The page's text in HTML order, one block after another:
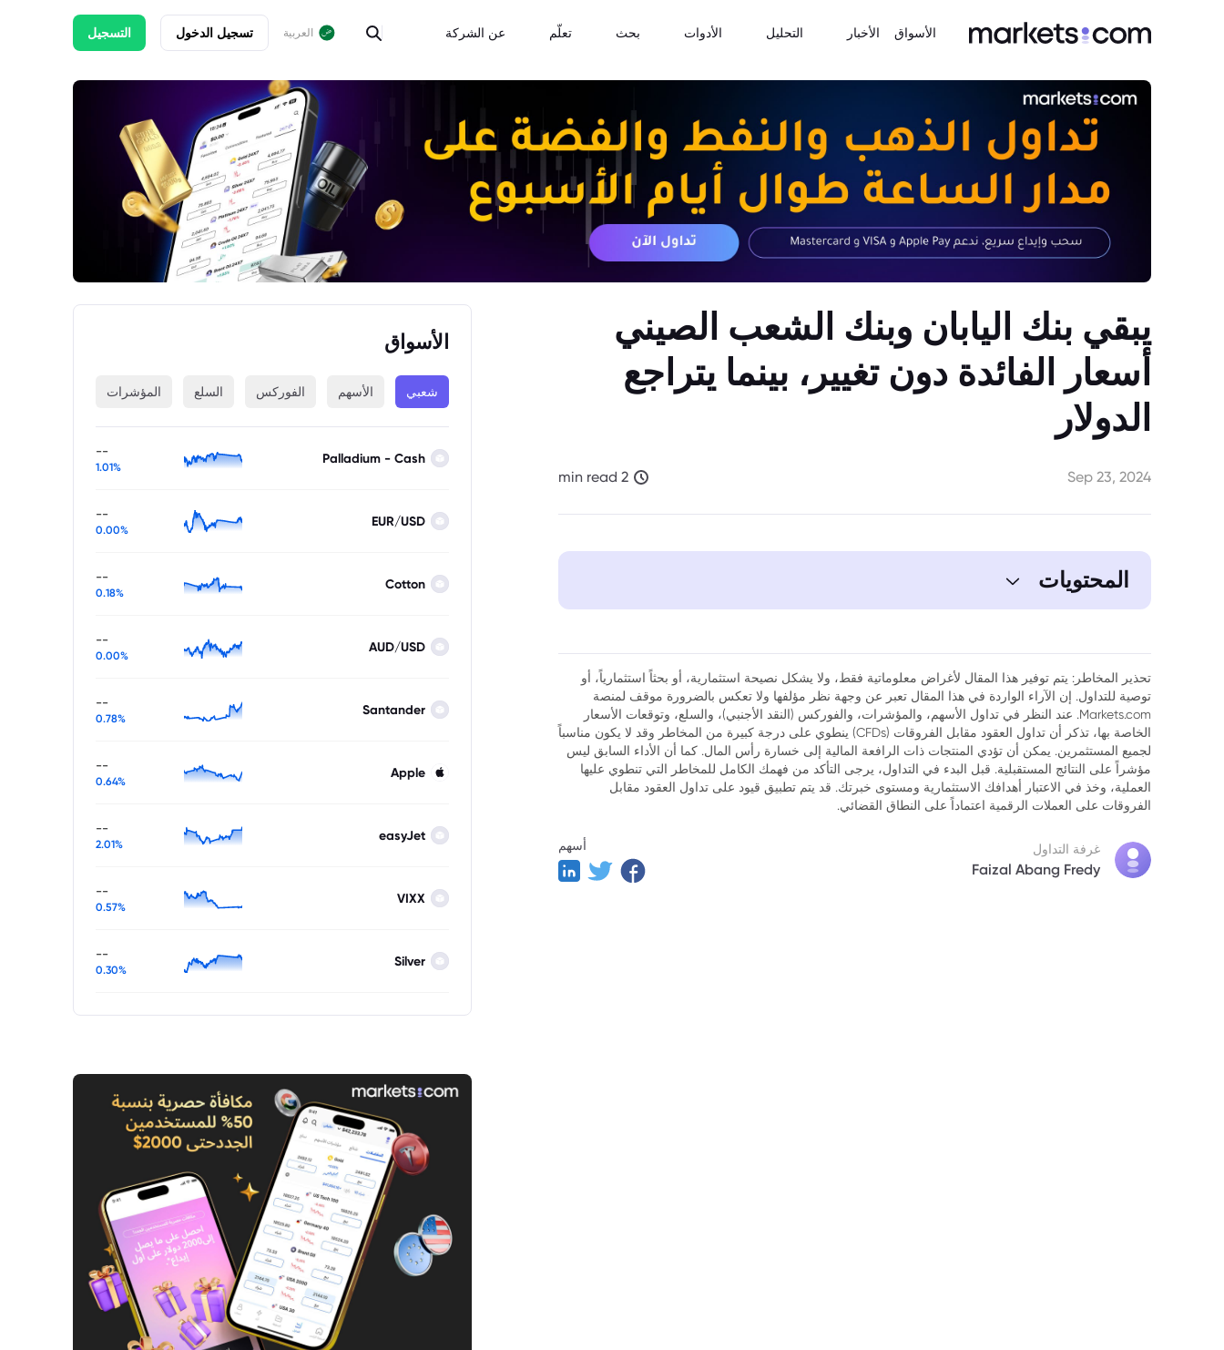
الأسواق الأخبار التحليل الأدوات بحث تعلّم عن الشركة العربية تسجيل الدخول التسجيل
يبقي بنك اليابان وبنك الشعب الصيني
أسعار الفائدة دون تغيير، بينما يتراجع
الدولار
Sep 23, 2024
2 min read
المحتويات
تحذير المخاطر: يتم توفير هذا المقال لأغراض معلوماتية فقط، ولا يشكل نصيحة استثمارية، أو بحثاً استثمارياً، أو
توصية للتداول. إن الآراء الواردة في هذا المقال تعبر عن وجهة نظر مؤلفها ولا تعكس بالضرورة موقف لمنصة
Markets.com. عند النظر في تداول الأسهم، والمؤشرات، والفوركس (النقد الأجنبي)، والسلع، وتوقعات الأسعار
الخاصة بها، تذكر أن تداول العقود مقابل الفروقات (CFDs) ينطوي على درجة كبيرة من المخاطر وقد لا يكون مناسباً
لجميع المستثمرين. يمكن أن تؤدي المنتجات ذات الرافعة المالية إلى خسارة رأس المال. كما أن الأداء السابق ليس
مؤشراً على النتائج المستقبلية. قبل البدء في التداول، يرجى التأكد من فهمك الكامل للمخاطر التي تنطوي عليها
العملية، وخذ في الاعتبار أهدافك الاستثمارية ومستوى خبرتك. قد يتم تطبيق قيود على تداول العقود مقابل
الفروقات على العملات الرقمية اعتماداً على النطاق القضائي.
غرفة التداول
Faizal Abang Fredy
أسهم
الأسواق
شعبي الأسهم الفوركس السلع المؤشرات
Palladium - Cash
--
1.01%
EUR/USD
--
0.00%
Cotton
--
0.18%
AUD/USD
--
0.00%
Santander
--
0.78%
Apple
--
0.64%
easyJet
--
2.01%
VIXX
--
0.57%
Silver
--
0.30%